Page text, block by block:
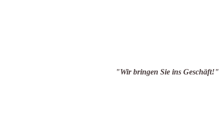
Sie ins Geschäft!"